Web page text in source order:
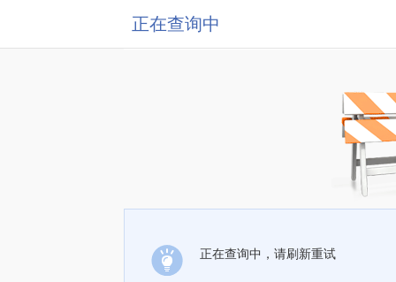
正在查询中
正在查询中，请刷新重试